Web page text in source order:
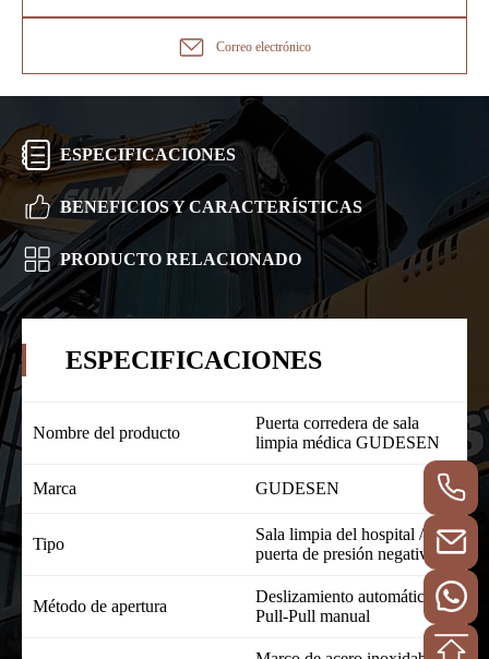
Correo electrónico
ESPECIFICACIONES
BENEFICIOS Y CARACTERÍSTICAS
PRODUCTO RELACIONADO
ESPECIFICACIONES
Nombre del producto
Puerta corredera de sala
limpia médica GUDESEN
Marca GUDESEN
Tipo
Sala limpia del hospital /
puerta de presión negativa
Método de apertura
Deslizamiento automático /
Pull-Pull manual